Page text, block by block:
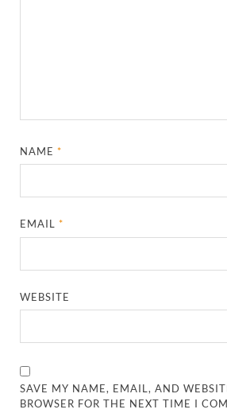
NAME*
EMAIL*
WEBSITE
SAVE MY NAME, EMAIL, AND
BROWSER FOR THE NEXT TIME I